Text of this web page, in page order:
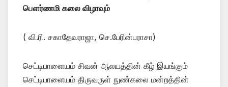
பௌர்ணமி கலை விழாவும்
( வி.ரி. சகாதேவராஜா, செ.பேரின்பராசா)
செட்டிபாளையம் சிவன் ஆலயத்தின் கீழ் இயங்கும்
செட்டிபாளையம் திருவருள் நுண்கலை மன்றத்தின்